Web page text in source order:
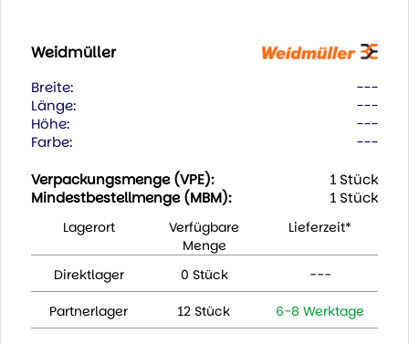
Weidmüller
Breite:
---
Länge:
---
Höhe:
---
Farbe:
---
Verpackungsmenge (VPE):
1 Stück
Mindestbestellmenge (MBM):
1 Stück
Lagerort
Verfügbare
Menge
Lieferzeit*
Direktlager 0 Stück ---
Partnerlager 12 Stück 6-8 Werktage